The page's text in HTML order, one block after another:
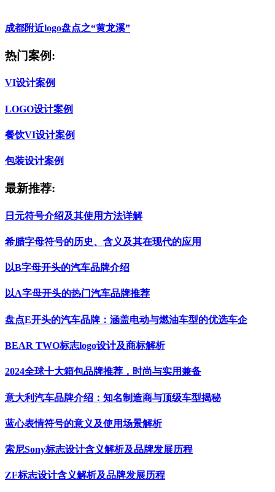
成都附近logo盘点之“黄龙溪”
热门案例:
VI设计案例
LOGO设计案例
餐饮VI设计案例
包装设计案例
最新推荐:
日元符号介绍及其使用方法详解
希腊字母符号的历史、含义及其在现代的应用
以B字母开头的汽车品牌介绍
以A字母开头的热门汽车品牌推荐
盘点E开头的汽车品牌：涵盖电动与燃油车型的优选车企
BEAR TWO标志logo设计及商标解析
2024全球十大箱包品牌推荐，时尚与实用兼备
意大利汽车品牌介绍：知名制造商与顶级车型揭秘
蓝心表情符号的意义及使用场景解析
索尼Sony标志设计含义解析及品牌发展历程
ZF标志设计含义解析及品牌发展历程